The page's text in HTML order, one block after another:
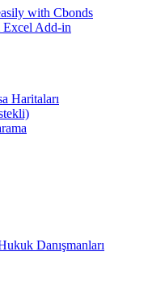
with Cbonds
Add-in
Haritaları
Danışmanları